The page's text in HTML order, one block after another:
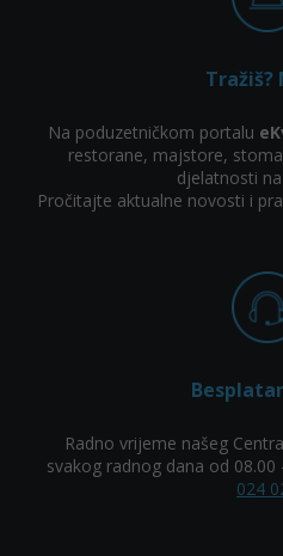
Tražiš?
Na poduzetničkom portalu
restorane, majstore,
djelatnosti
Pročitajte aktualne novosti i
Radno vrijeme našeg
svakog radnog dana od 08.00
024